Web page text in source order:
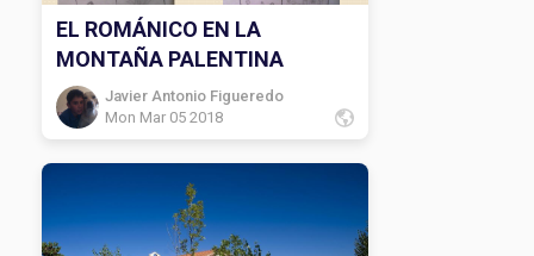
EL ROMÁNICO EN LA
MONTAÑA PALENTINA
Javier Antonio Figueredo
Mon Mar 05 2018